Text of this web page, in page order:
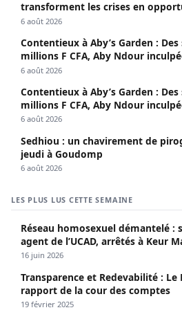
transforment les crises en
6 août 2026
Contentieux à Aby’s Garden :
millions F CFA, Aby Ndour
sociaux
6 août 2026
Contentieux à Aby’s Garden :
millions F CFA, Aby Ndour
sociaux
6 août 2026
Sedhiou : un chavirement de
jeudi à Goudomp
6 août 2026
LES PLUS LUS CETTE SEMAINE
Réseau homosexuel démantelé :
agent de l’UCAD, arrêtés à Keur
propagé le VIH depuis 2018
16 juin 2026
Transparence et Redevabilité :
rapport de la cour des comptes
19 février 2025